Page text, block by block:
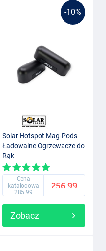
-10%
Solar Hotspot Mag-Pods
Ładowalne Ogrzewacze do
Rąk
Cena
katalogowa
285.99
256.99
Zobacz